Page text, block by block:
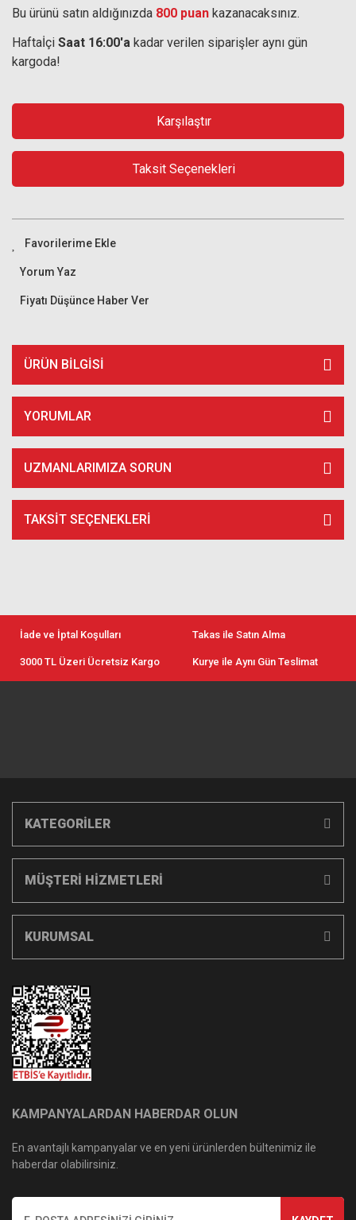
Bu ürünü satın aldığınızda 800 puan kazanacaksınız.
Haftaİçi Saat 16:00'a kadar verilen siparişler aynı gün
kargoda!
Karşılaştır
Taksit Seçenekleri
Yorum Yaz
Fiyatı Düşünce Haber Ver
ÜRÜN BILGISI
YORUMLAR
UZMANLARIMIZA SORUN
TAKSIT SEÇENEKLERI
İade ve İptal Koşulları Takas ile Satın Alma
3000 TL Üzeri Ücretsiz Kargo Kurye ile Aynı Gün Teslimat
KATEGORİLER
MÜŞTERİ HİZMETLERİ
KURUMSAL
KAMPANYALARDAN HABERDAR OLUN
En avantajlı kampanyalar ve en yeni ürünlerden bültenimiz ile
haberdar olabilirsiniz.